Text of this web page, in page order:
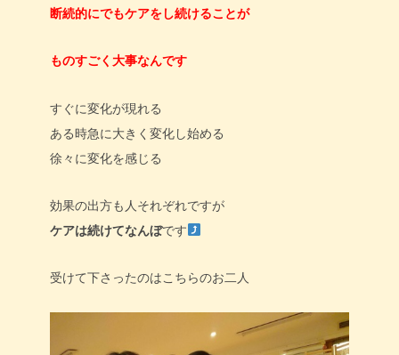
断続的にでもケアをし続けることが
ものすごく大事なんです
すぐに変化が現れる
ある時急に大きく変化し始める
徐々に変化を感じる
効果の出方も人それぞれですが
ケアは続けてなんぼです
受けて下さったのはこちらのお二人